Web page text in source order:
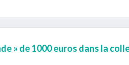
» de 1000 euros dans la